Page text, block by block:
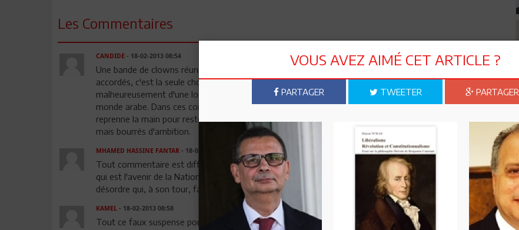
Les Commentaires
CANDIDE- 18-02-2013 08:54
Une bande de clowns réunis autour de la même table, pour conserver les avantages qu'ils se sont
accordés, c'est la seule chose qui les préoccupent. L'avenir de la Tunisie passe au second plan. C'est
malheureusement d'une logique implacable, dans tous les gouvernement, et pas seulement ceux du
monde arabe. Dans ces conditions, il n'y à plus beaucoup d'alternative pour que le peuple tunisien
reprenne la main pour rester maître de son avenir, chasser au plus vite ces usurpateurs, incompétents,
mais bourrés d'ambition.
MHAMED HASSINE FANTAR- 18-02-2013 08:55
Tout commentaire est difficile quand la situation piètine.Il faut négocier en tenant mordicus à l'essentiel
qui est l'avenir de la Nation.La Tunisie s'imptiente; il y a risque de panique et la panique enfante le
désordre qui, à son tour, favorise les délits et les injustices.
KAMEL- 18-02-2013 08:58
Tout ce faux suspense pour arriver à ce résultat ??? Ils prennent vraiment le tunisien pour un dégénéré !
VOUS AVEZ AIMÉ CET ARTICLE ?
PARTAGER TWEETER PARTAGER